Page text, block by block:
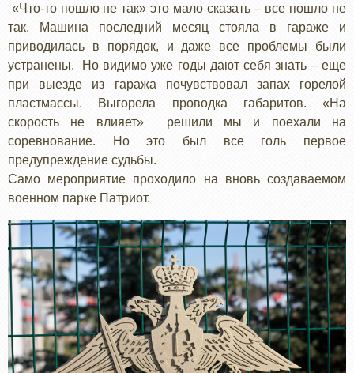
«Что-то пошло не так» это мало сказать – все пошло не
так. Машина последний месяц стояла в гараже и
приводилась в порядок, и даже все проблемы были
устранены. Но видимо уже годы дают себя знать – еще
при выезде из гаража почувствовал запах горелой
пластмассы. Выгорела проводка габаритов. «На
скорость не влияет» решили мы и поехали на
соревнование. Но это был все голь первое
предупреждение судьбы.
Само мероприятие проходило на вновь создаваемом
военном парке Патриот.